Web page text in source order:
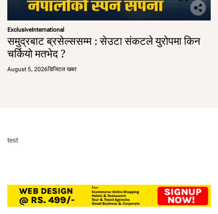
ExclusiveInternational
समुद्रबाट ब्रसेल्ससम्म : सेउटा संकटले युरोपमा किन
चर्कियो मतभेद ?
August 5, 2026डिजिटल खबर
test